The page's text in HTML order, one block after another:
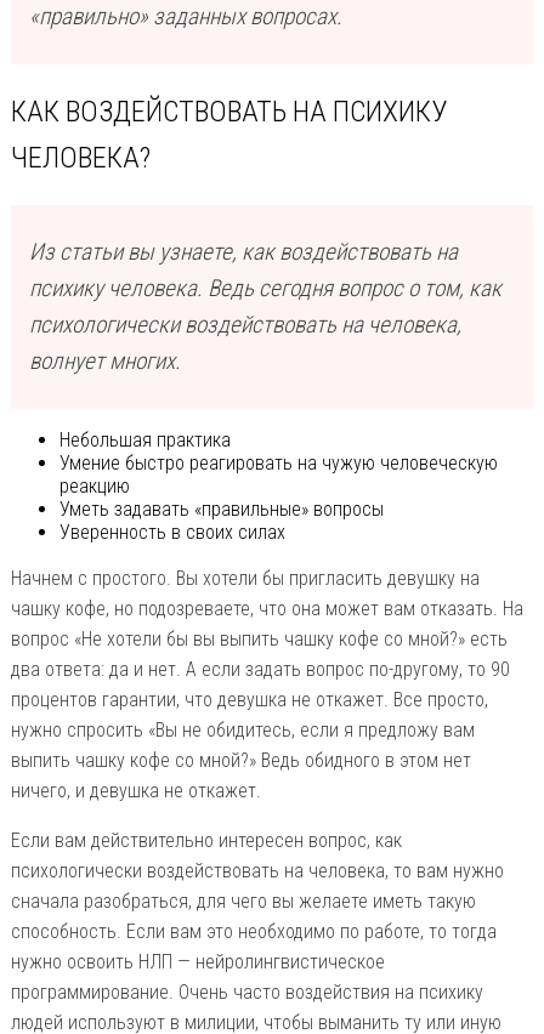
«правильно» заданных вопросах.
КАК ВОЗДЕЙСТВОВАТЬ НА ПСИХИКУ
ЧЕЛОВЕКА?
Из статьи вы узнаете, как воздействовать на
психику человека. Ведь сегодня вопрос о том, как
психологически воздействовать на человека,
волнует многих.
Небольшая практика
Умение быстро реагировать на чужую человеческую
реакцию
Уметь задавать «правильные» вопросы
Уверенность в своих силах
Начнем с простого. Вы хотели бы пригласить девушку на
чашку кофе, но подозреваете, что она может вам отказать. На
вопрос «Не хотели бы вы выпить чашку кофе со мной?» есть
два ответа: да и нет. А если задать вопрос по-другому, то 90
процентов гарантии, что девушка не откажет. Все просто,
нужно спросить «Вы не обидитесь, если я предложу вам
выпить чашку кофе со мной?» Ведь обидного в этом нет
ничего, и девушка не откажет.
Если вам действительно интересен вопрос, как
психологически воздействовать на человека, то вам нужно
сначала разобраться, для чего вы желаете иметь такую
способность. Если вам это необходимо по работе, то тогда
нужно освоить НЛП — нейролингвистическое
программирование. Очень часто воздействия на психику
людей используют в милиции, чтобы выманить ту или иную